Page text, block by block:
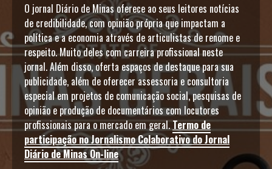
O jornal Diário de Minas oferece ao seus leitores notícias
de credibilidade, com opinião própria que impactam a
política e a economia através de articulistas de renome e
respeito. Muito deles com carreira profissional neste
jornal. Além disso, oferta espaços de destaque para sua
publicidade, além de oferecer assessoria e consultoria
especial em projetos de comunicação social, pesquisas de
opinião e produção de documentários com locutores
profissionais para o mercado em geral.Termo de
participação no Jornalismo Colaborativo do Jornal
Diário de Minas On-line